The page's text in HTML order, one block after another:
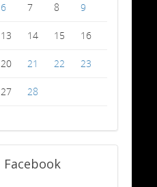
6 7 8 9
13 14 15 16
20 21 22 23
27 28
Facebook